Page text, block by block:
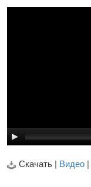
Скачать | Видео |